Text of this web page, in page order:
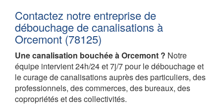
Contactez notre entreprise de
débouchage de canalisations à
Orcemont (78125)
Une canalisation bouchée à Orcemont ? Notre
équipe intervient 24h/24 et 7j/7 pour le débouchage et
le curage de canalisations auprès des particuliers, des
professionnels, des commerces, des bureaux, des
copropriétés et des collectivités.